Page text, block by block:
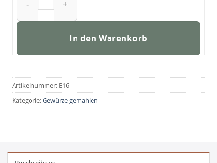
In den Warenkorb
Artikelnummer: B16
Kategorie:Gewürze gemahlen